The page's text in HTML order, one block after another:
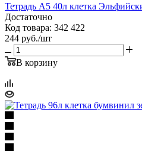
Тетрадь А5 40л клетка
Достаточно
Код товара: 342 422
244 руб./шт
В корзину